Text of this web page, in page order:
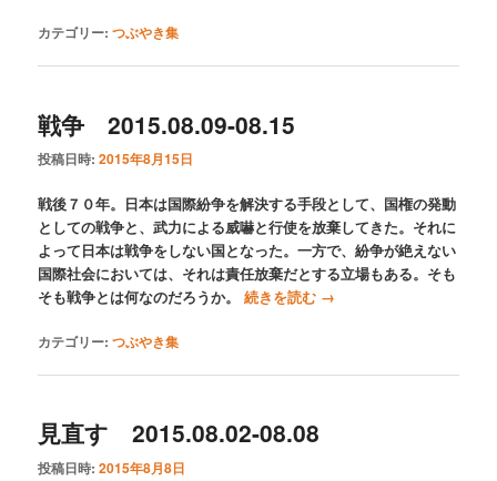
カテゴリー: つぶやき集
戦争 2015.08.09-08.15
投稿日時:2015年8月15日
戦後７０年。日本は国際紛争を解決する手段として、国権の発動
としての戦争と、武力による威嚇と行使を放棄してきた。それに
よって日本は戦争をしない国となった。一方で、紛争が絶えない
国際社会においては、それは責任放棄だとする立場もある。そも
そも戦争とは何なのだろうか。続きを読む →
カテゴリー: つぶやき集
見直す 2015.08.02-08.08
投稿日時:2015年8月8日